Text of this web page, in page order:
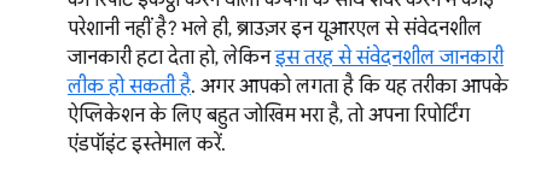
परेशानी नहीं है? भले ही, ब्राउज़र इन यूआरएल से संवेदनशील
जानकारी हटा देता हो, लेकिनइस तरह से संवेदनशील जानकारी
लीक हो सकती है. अगर आपको लगता है कि यह तरीका आपके
ऐप्लिकेशन के लिए बहुत जोखिम भरा है, तो अपना रिपोर्टिंग
एंडपॉइंट इस्तेमाल करें.